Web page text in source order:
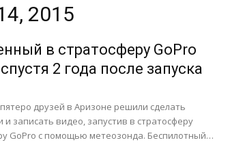
2015
в стратосферу GoPro
2 года после запуска
пятеро друзей в Аризоне решили сделать
и записать видео, запустив в стратосферу
GoPro с помощью метеозонда. Беспилотный